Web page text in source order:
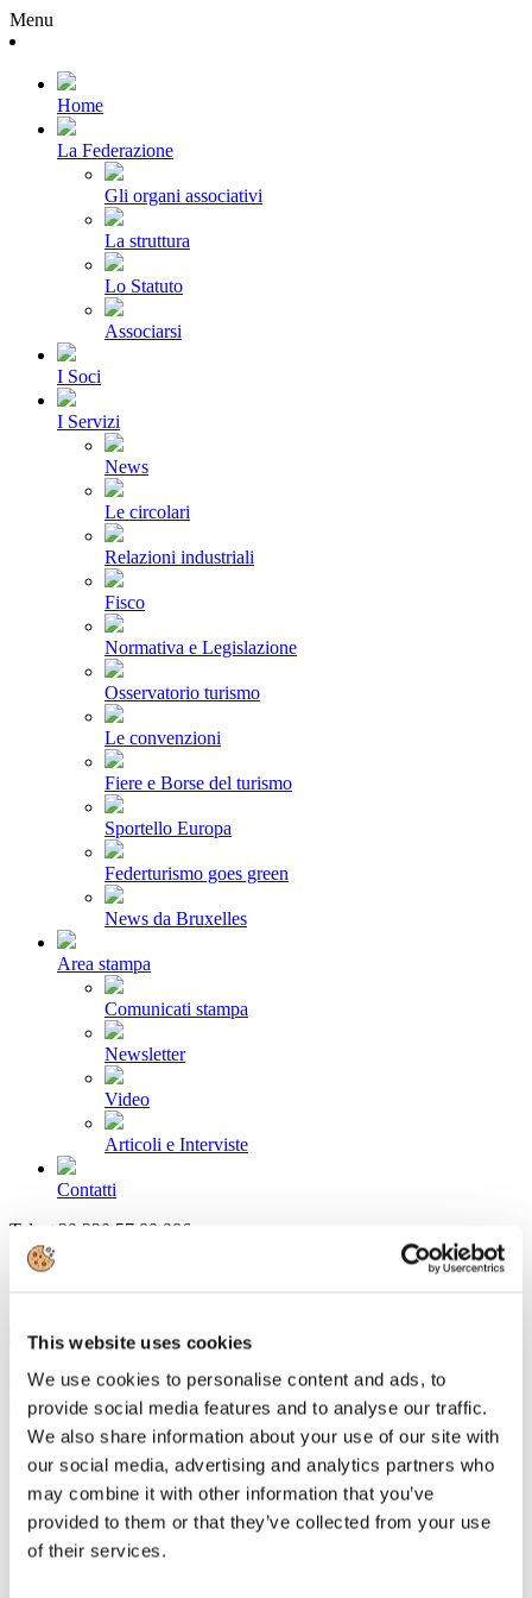
This website uses cookies
We use cookies to personalise content and ads, to
provide social media features and to analyse our traffic.
We also share information about your use of our site with
our social media, advertising and analytics partners who
may combine it with other information that you’ve
provided to them or that they’ve collected from your use
of their services.
Menu
Home
La Federazione
Gli organi associativi
La struttura
Lo Statuto
Associarsi
I Soci
I Servizi
News
Le circolari
Relazioni industriali
Fisco
Normativa e Legislazione
Osservatorio turismo
Le convenzioni
Fiere e Borse del turismo
Sportello Europa
Federturismo goes green
News da Bruxelles
Area stampa
Comunicati stampa
Newsletter
Video
Articoli e Interviste
Contatti
Tel. +39 320 57 80 986
Email segreteria@federturismo.it
Come aderire
Cerca...
Collaborazione tra Trenitalia e Grandi
Giardini Italiani